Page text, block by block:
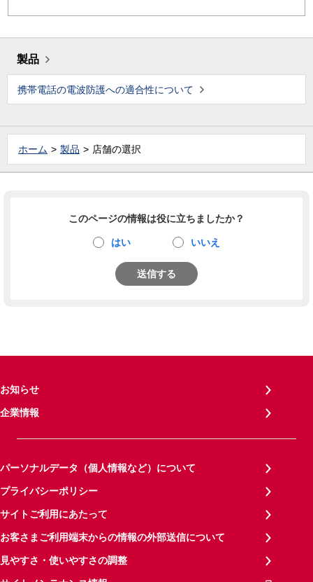
製品
携帯電話の電波防護への適合性について
ホーム 製品 店舗の選択
このページの情報は役に立ちましたか？
はい いいえ
送信する
お知らせ
企業情報
パーソナルデータ（個人情報など）について
プライバシーポリシー
サイトご利用にあたって
お客さまご利用端末からの情報の外部送信について
見やすさ・使いやすさの調整